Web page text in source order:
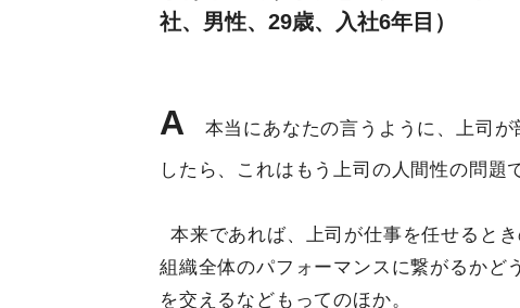
社、男性、29歳、入社6年目）
A 本当にあなたの言うように、上司が
したら、これはもう上司の人間性の問題
本来であれば、上司が仕事を任せると
組織全体のパフォーマンスに繋がるかど
を交えるなどもってのほか。